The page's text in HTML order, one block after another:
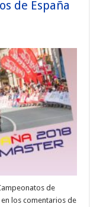
de España
de
los comentarios de